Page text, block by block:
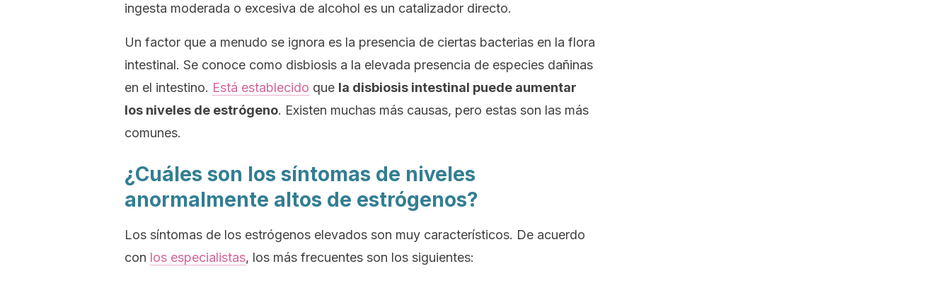
ingesta moderada o excesiva de alcohol es un catalizador directo.
Un factor que a menudo se ignora es la presencia de ciertas bacterias en la flora
intestinal. Se conoce como disbiosis a la elevada presencia de especies dañinas
en el intestino. Está establecido que la disbiosis intestinal puede aumentar
los niveles de estrógeno. Existen muchas más causas, pero estas son las más
comunes.
¿Cuáles son los síntomas de niveles
anormalmente altos de estrógenos?
Los síntomas de los estrógenos elevados son muy característicos. De acuerdo
con los especialistas, los más frecuentes son los siguientes: